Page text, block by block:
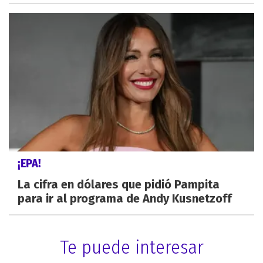
¡EPA!
La cifra en dólares que pidió Pampita
para ir al programa de Andy Kusnetzoff
Te puede interesar